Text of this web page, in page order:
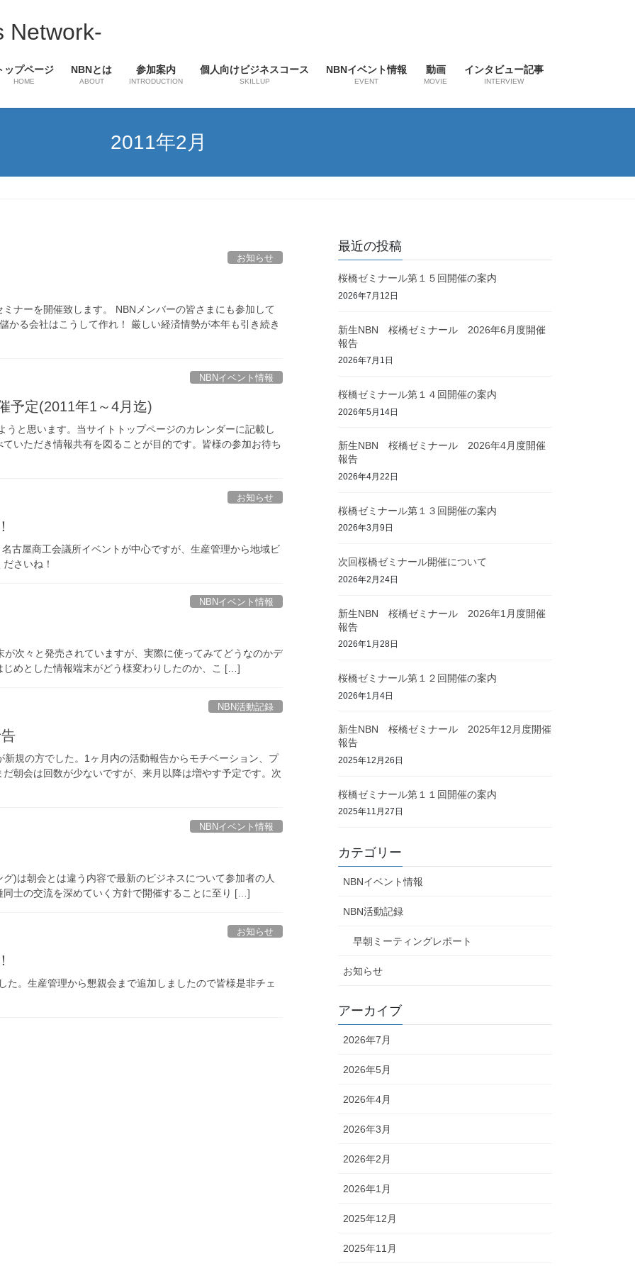
Network-
ップページ
HOME
NBNとは
ABOUT
参加案内
INTRODUCTION
個人向けビジネスコース
SKILLUP
NBNイベント情報
EVENT
動画
MOVIE
インタビュー記事
INTERVIEW
2011年2月
お知らせ
ナーを開催致します。 NBNメンバーの皆さまにも参加して
かる会社はこうして作れ！ 厳しい経済情勢が本年も引き続き
NBNイベント情報
予定(2011年1～4月迄)
と思います。当サイトトップページのカレンダーに記載し
いただき情報共有を図ることが目的です。皆様の参加お待ち
お知らせ
古屋商工会議所イベントが中心ですが、生産管理から地域ビ
さいね！
NBNイベント情報
次々と発売されていますが、実際に使ってみてどうなのかデ
めとした情報端末がどう様変わりしたのか、こ […]
NBN活動記録
規の方でした。1ヶ月内の活動報告からモチベーション、プ
朝会は回数が少ないですが、来月以降は増やす予定です。次
NBNイベント情報
)は朝会とは違う内容で最新のビジネスについて参加者の人
士の交流を深めていく方針で開催することに至り […]
お知らせ
。生産管理から懇親会まで追加しましたので皆様是非チェ
最近の投稿
桜橋ゼミナール第１５回開催の案内
2026年7月12日
新生NBN 桜橋ゼミナール 2026年6月度開催
報告
2026年7月1日
桜橋ゼミナール第１４回開催の案内
2026年5月14日
新生NBN 桜橋ゼミナール 2026年4月度開催
報告
2026年4月22日
桜橋ゼミナール第１３回開催の案内
2026年3月9日
次回桜橋ゼミナール開催について
2026年2月24日
新生NBN 桜橋ゼミナール 2026年1月度開催
報告
2026年1月28日
桜橋ゼミナール第１２回開催の案内
2026年1月4日
新生NBN 桜橋ゼミナール 2025年12月度開催
報告
2025年12月26日
桜橋ゼミナール第１１回開催の案内
2025年11月27日
カテゴリー
NBNイベント情報
NBN活動記録
早朝ミーティングレポート
お知らせ
アーカイブ
2026年7月
2026年5月
2026年4月
2026年3月
2026年2月
2026年1月
2025年12月
2025年11月